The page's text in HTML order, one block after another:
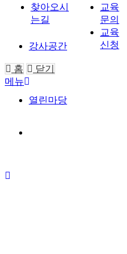
강사공간
열린마당
찾아오시
는길
교육
문의
교육
신청
홈
닫기
메뉴